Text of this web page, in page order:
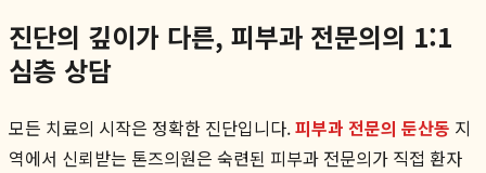
진단의 깊이가 다른, 피부과 전문의의 1:1
심층 상담
모든 치료의 시작은 정확한 진단입니다.피부과 전문의 둔산동 지
역에서 신뢰받는 톤즈의원은 숙련된 피부과 전문의가 직접 환자